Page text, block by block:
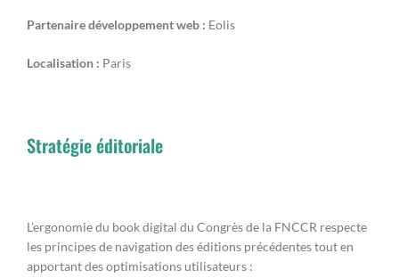
Partenaire développement web : Eolis
Localisation : Paris
Stratégie éditoriale
L’ergonomie du book digital du Congrès de la FNCCR respecte
les principes de navigation des éditions précédentes tout en
apportant des optimisations utilisateurs :